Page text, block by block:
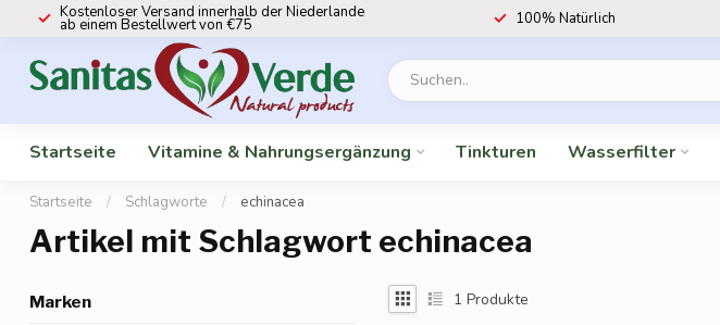
Kostenloser Versand innerhalb der Niederlande
ab einem Bestellwert von €75 100% Natürlich
Startseite Vitamine & Nahrungsergänzung Tinkturen Wasserfilter
Startseite / Schlagworte / echinacea
Artikel mit Schlagwort echinacea
Marken 1 Produkte